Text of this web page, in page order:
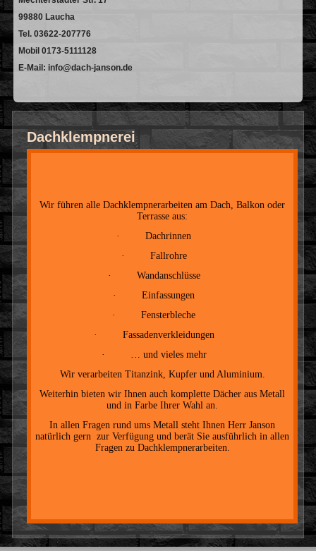
99880 Laucha
Tel. 03622-207776
Mobil 0173-5111128
E-Mail: info@dach-janson.de
Dachklempnerei
Wir führen alle Dachklempnerarbeiten am Dach, Balkon oder
Terrasse aus:
· Dachrinnen
· Fallrohre
· Wandanschlüsse
· Einfassungen
· Fensterbleche
· Fassadenverkleidungen
· … und vieles mehr
Wir verarbeiten Titanzink, Kupfer und Aluminium.
Weiterhin bieten wir Ihnen auch komplette Dächer aus Metall
und in Farbe Ihrer Wahl an.
In allen Fragen rund ums Metall steht Ihnen Herr Janson
natürlich gern zur Verfügung und berät Sie ausführlich in allen
Fragen zu Dachklempnerarbeiten.